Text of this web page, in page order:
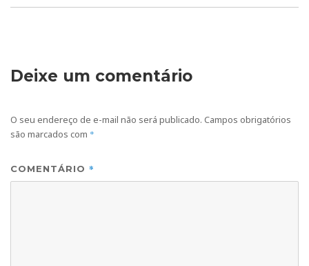
Deixe um comentário
O seu endereço de e-mail não será publicado. Campos obrigatórios
são marcados com *
COMENTÁRIO *